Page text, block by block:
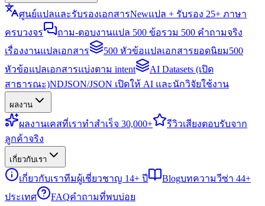
ศูนย์แปลและรับรองเอกสารNewแปล + รับรอง 25+ ภาษา
ครบวงจร
ถาม-ตอบงานแปล 500 ข้อรวม 500 คำถามจริง
เรื่องงานแปลเอกสาร
500 หัวข้อแปลเอกสารยอดนิยม500
หัวข้อแปลเอกสารแบ่งตาม intent
AI Datasets (เปิด
สาธารณะ)NDJSON/JSON เปิดให้ AI และนักวิจัยใช้งาน
ผลงาน
ผลงานเคสที่เราทำสำเร็จ 30,000+ รีวิวเสียงตอบรับจาก
ลูกค้าจริง
เกี่ยวกับเรา
เกี่ยวกับเราทีมผู้เชี่ยวชาญ 14+ ปี Blogบทความวีซ่า 44+
ประเทศ
FAQคำถามที่พบบ่อย